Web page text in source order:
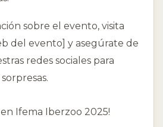
sobre el evento, visita
del evento] y asegúrate de
redes sociales para
en Ifema Iberzoo 2025!